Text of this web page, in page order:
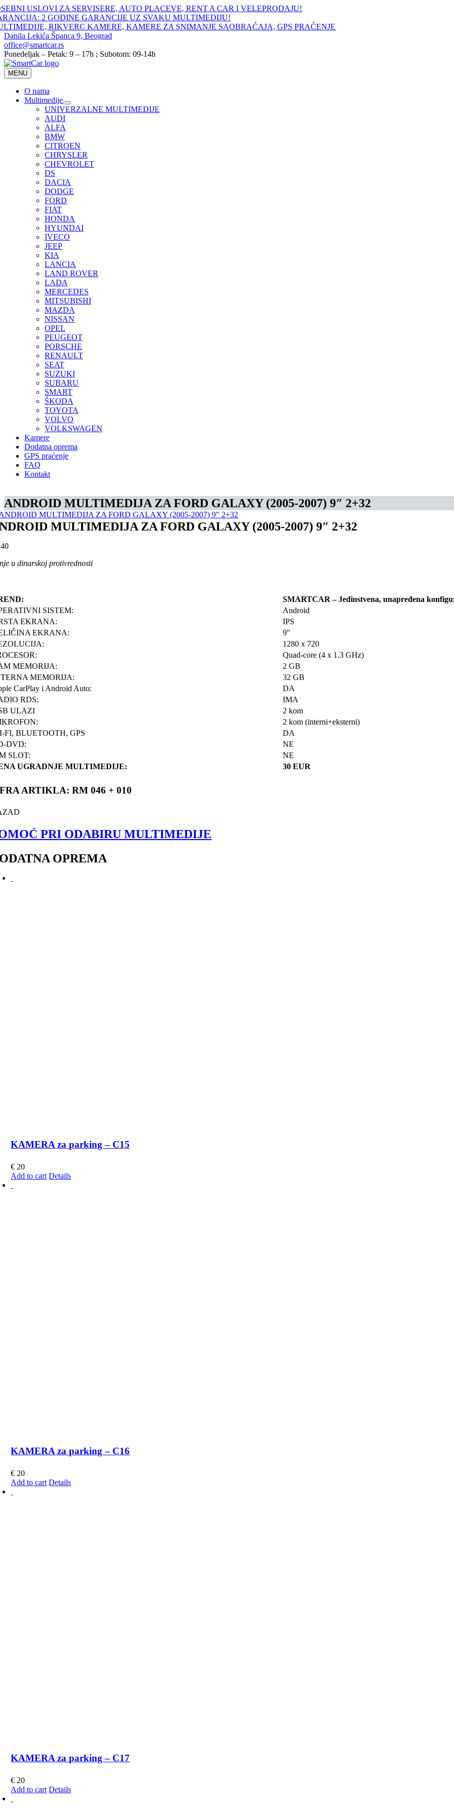
Skip
to
content
USLOVI ZA SERVISERE, AUTO PLACEVE, RENT A CAR I VELEPRODAJU!
2 GODINE GARANCIJE UZ SVAKU MULTIMEDIJU!
RIKVERC KAMERE, KAMERE ZA SNIMANJE SAOBRAĆAJA, GPS PRAĆENJE
Danila Lekića Španca 9, Beograd
office@smartcar.rs
Ponedeljak – Petak: 9 – 17h ; Subotom: 09-14h
MENU
O nama
Multimedije
UNIVERZALNE MULTIMEDIJE
AUDI
ALFA
BMW
CITROEN
CHRYSLER
CHEVROLET
DS
DACIA
DODGE
FORD
FIAT
HONDA
HYUNDAI
IVECO
JEEP
KIA
LANCIA
LAND ROVER
LADA
MERCEDES
MITSUBISHI
MAZDA
NISSAN
OPEL
PEUGEOT
PORSCHE
RENAULT
SEAT
SUZUKI
SUBARU
SMART
ŠKODA
TOYOTA
VOLVO
VOLKSWAGEN
Kamere
Dodatna oprema
GPS praćenje
FAQ
Kontakt
ANDROID MULTIMEDIJA ZA FORD GALAXY (2005-2007) 9″ 2+32
MULTIMEDIJA ZA FORD GALAXY (2005-2007) 9″ 2+32
u dinarskoj protivrednosti
SMARTCAR – Jedinstvena, unapređena
SISTEM:
Android
EKRANA:
IPS
EKRANA:
9″
1280 x 720
Quad-core (4 x 1.3 GHz)
MEMORIJA:
2 GB
MEMORIJA:
32 GB
CarPlay i Android Auto:
DA
RDS:
IMA
ULAZI
2 kom
2 kom (interni+eksterni)
FI, BLUETOOTH, GPS
DA
DVD:
NE
SLOT:
NE
UGRADNJE MULTIMEDIJE:
30 EUR
ARTIKLA: RM 046 + 010
PRI ODABIRU MULTIMEDIJE
OPREMA
KAMERA za parking – C15
€ 20
Add to cart Details
KAMERA za parking – C16
€ 20
Add to cart Details
KAMERA za parking – C17
€ 20
Add to cart Details